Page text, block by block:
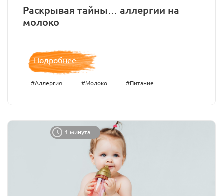
Раскрывая тайны… аллергии на
молоко
Подробнее
#Аллергия #Молоко #Питание
1 минута